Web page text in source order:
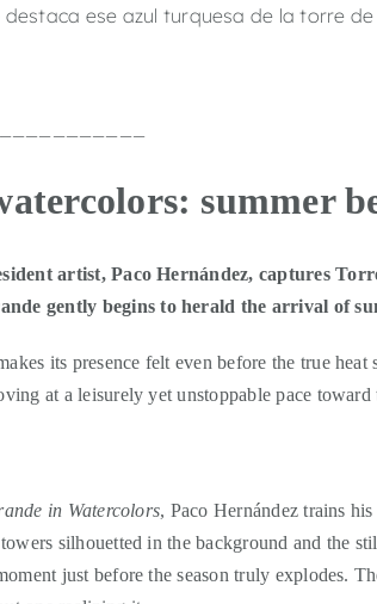
ese azul turquesa de la torre
summer
artist, Paco Hernández, captures
gently begins to herald the arrival of
its presence felt even before the true
at a leisurely yet unstoppable pace toward
in Watercolors, Paco Hernández trains
silhouetted in the background and the
just before the season truly explodes.